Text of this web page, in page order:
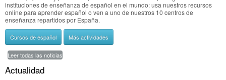
instituciones de enseñanza de español en el mundo: usa nuestros recursos
online para aprender español o ven a uno de nuestros 10 centros de
enseñanza repartidos por España.
Cursos de español Más actividades
Leer todas las noticias
Actualidad